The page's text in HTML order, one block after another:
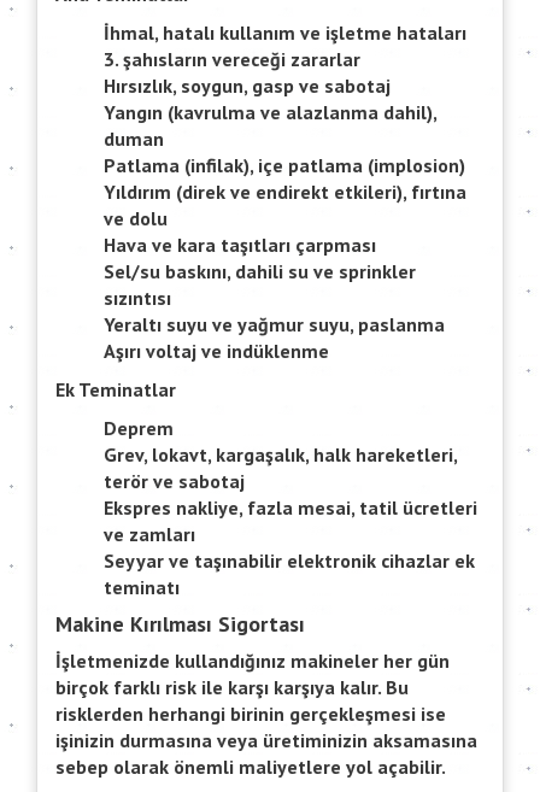
İhmal, hatalı kullanım ve işletme hataları
3. şahısların vereceği zararlar
Hırsızlık, soygun, gasp ve sabotaj
Yangın (kavrulma ve alazlanma dahil),
duman
Patlama (infilak), içe patlama (implosion)
Yıldırım (direk ve endirekt etkileri), fırtına
ve dolu
Hava ve kara taşıtları çarpması
Sel/su baskını, dahili su ve sprinkler
sızıntısı
Yeraltı suyu ve yağmur suyu, paslanma
Aşırı voltaj ve indüklenme
Ek Teminatlar
Deprem
Grev, lokavt, kargaşalık, halk hareketleri,
terör ve sabotaj
Ekspres nakliye, fazla mesai, tatil ücretleri
ve zamları
Seyyar ve taşınabilir elektronik cihazlar ek
teminatı
Makine Kırılması Sigortası
İşletmenizde kullandığınız makineler her gün
birçok farklı risk ile karşı karşıya kalır. Bu
risklerden herhangi birinin gerçekleşmesi ise
işinizin durmasına veya üretiminizin aksamasına
sebep olarak önemli maliyetlere yol açabilir.